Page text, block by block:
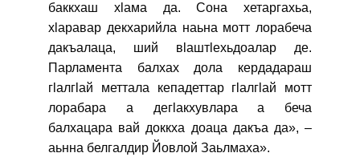
баккхаш хӏама да. Сона хетаргахьа,
хӏаравар декхарийла наьна мотт лорабеча
дакъалаца, ший вӏаштӏехьдоалар де.
Парламента балхах дола кердадараш
гӏалгӏай меттала кепадеттар гӏалгӏай мотт
лорабара а дегӏакхувлара а беча
балхацара вай доккха доаца дакъа да», –
аьнна белгалдир Йовлой Заьлмаха».